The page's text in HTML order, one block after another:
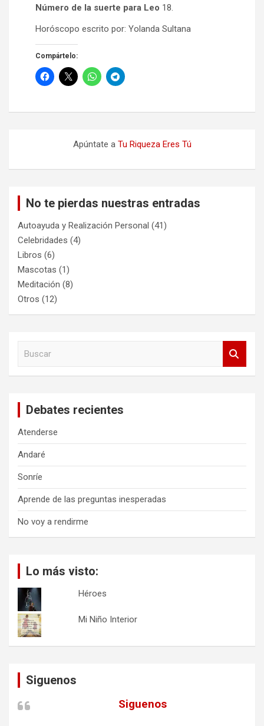
Número de la suerte para Leo 18.
Horóscopo escrito por: Yolanda Sultana
Compártelo:
Apúntate a Tu Riqueza Eres Tú
No te pierdas nuestras entradas
Autoayuda y Realización Personal (41)
Celebridades (4)
Libros (6)
Mascotas (1)
Meditación (8)
Otros (12)
Debates recientes
Atenderse
Andaré
Sonríe
Aprende de las preguntas inesperadas
No voy a rendirme
Lo más visto:
Héroes
Mi Niño Interior
Siguenos
Siguenos